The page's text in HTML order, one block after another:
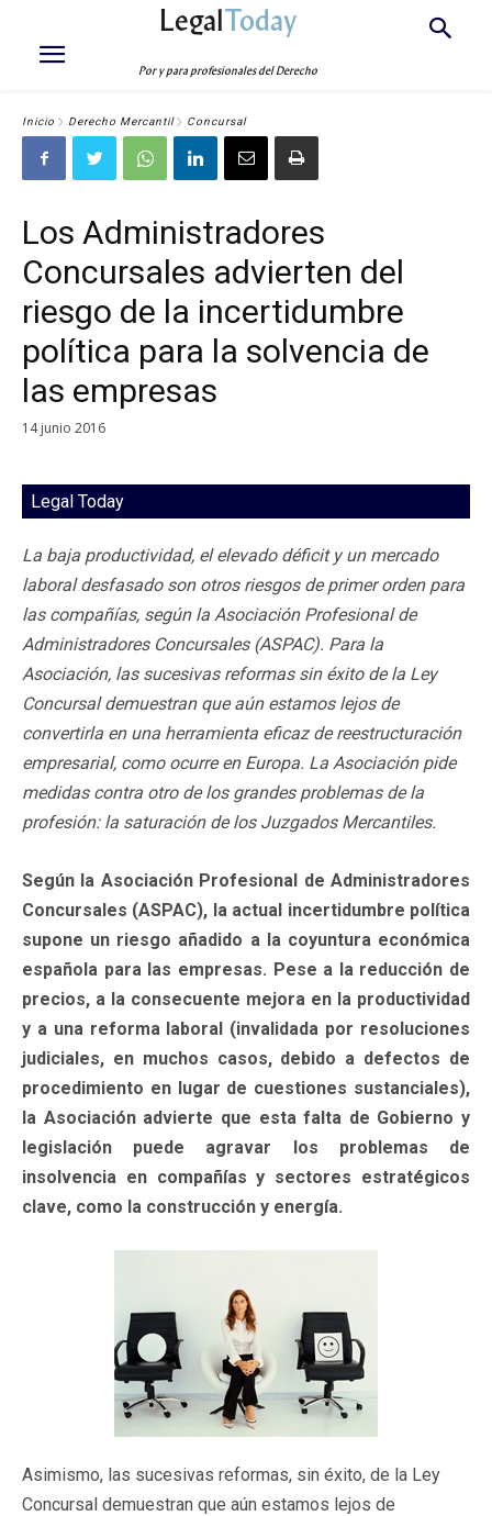
LegalToday
Por y para profesionales del Derecho
Inicio Derecho Mercantil Concursal
Los Administradores
Concursales advierten del
riesgo de la incertidumbre
política para la solvencia de
las empresas
14 junio 2016
Legal Today
La baja productividad, el elevado déficit y un mercado
laboral desfasado son otros riesgos de primer orden para
las compañías, según la Asociación Profesional de
Administradores Concursales (ASPAC). Para la
Asociación, las sucesivas reformas sin éxito de la Ley
Concursal demuestran que aún estamos lejos de
convertirla en una herramienta eficaz de reestructuración
empresarial, como ocurre en Europa. La Asociación pide
medidas contra otro de los grandes problemas de la
profesión: la saturación de los Juzgados Mercantiles.
Según la Asociación Profesional de Administradores
Concursales (ASPAC), la actual incertidumbre política
supone un riesgo añadido a la coyuntura económica
española para las empresas. Pese a la reducción de
precios, a la consecuente mejora en la productividad
y a una reforma laboral (invalidada por resoluciones
judiciales, en muchos casos, debido a defectos de
procedimiento en lugar de cuestiones sustanciales),
la Asociación advierte que esta falta de Gobierno y
legislación puede agravar los problemas de
insolvencia en compañías y sectores estratégicos
clave, como la construcción y energía.
Asimismo, las sucesivas reformas, sin éxito, de la Ley
Concursal demuestran que aún estamos lejos de